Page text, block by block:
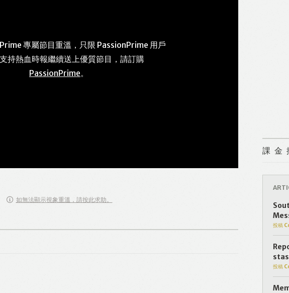
專屬節目重溫，只限 PassionPrime 用戶
持熱血時報繼續送上優質節目，請訂購
PassionPrime。
如無法顯示視象重溫，請按此求助。
課金
投稿
投稿